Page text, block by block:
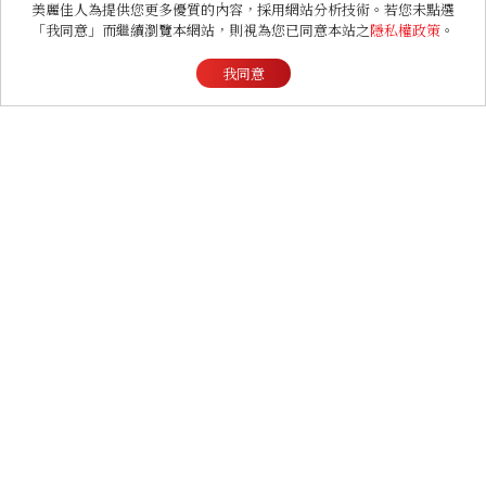
美麗佳人為提供您更多優質的內容，採用網站分析技術。若您未點選
「我同意」而繼續瀏覽本網站，則視為您已同意本站之隱私權政策 。
我同意